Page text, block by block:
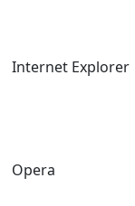
Internet Explorer
Opera